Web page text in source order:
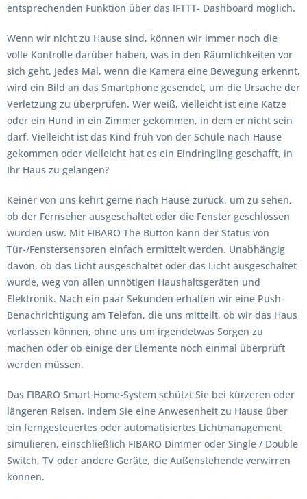
entsprechenden Funktion über das IFTTT- Dashboard möglich.
Wenn wir nicht zu Hause sind, können wir immer noch die
volle Kontrolle darüber haben, was in den Räumlichkeiten vor
sich geht. Jedes Mal, wenn die Kamera eine Bewegung erkennt,
wird ein Bild an das Smartphone gesendet, um die Ursache der
Verletzung zu überprüfen. Wer weiß, vielleicht ist eine Katze
oder ein Hund in ein Zimmer gekommen, in dem er nicht sein
darf. Vielleicht ist das Kind früh von der Schule nach Hause
gekommen oder vielleicht hat es ein Eindringling geschafft, in
Ihr Haus zu gelangen?
Keiner von uns kehrt gerne nach Hause zurück, um zu sehen,
ob der Fernseher ausgeschaltet oder die Fenster geschlossen
wurden usw. Mit FIBARO The Button kann der Status von
Tür-/Fenstersensoren einfach ermittelt werden. Unabhängig
davon, ob das Licht ausgeschaltet oder das Licht ausgeschaltet
wurde, weg von allen unnötigen Haushaltsgeräten und
Elektronik. Nach ein paar Sekunden erhalten wir eine Push-
Benachrichtigung am Telefon, die uns mitteilt, ob wir das Haus
verlassen können, ohne uns um irgendetwas Sorgen zu
machen oder ob einige der Elemente noch einmal überprüft
werden müssen.
Das FIBARO Smart Home-System schützt Sie bei kürzeren oder
längeren Reisen. Indem Sie eine Anwesenheit zu Hause über
ein ferngesteuertes oder automatisiertes Lichtmanagement
simulieren, einschließlich FIBARO Dimmer oder Single / Double
Switch, TV oder andere Geräte, die Außenstehende verwirren
können.